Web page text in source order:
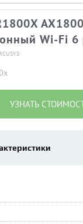
AX1800
Wi-Fi 6
УЗНАТЬ